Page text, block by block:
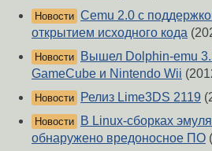
Новости Cemu 2.0 с
открытием исходного кода
Новости
Вышел Dolphin-emu
GameCube и Nintendo Wii
Новости Релиз Lime3DS 2119
Новости
В Linux-сборках
обнаружено вредоносное ПО